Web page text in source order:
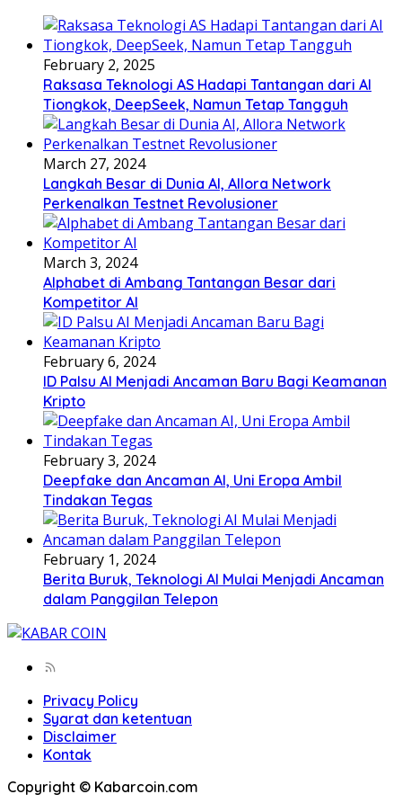
February 2, 2025
Raksasa Teknologi AS Hadapi Tantangan dari AI
Tiongkok, DeepSeek, Namun Tetap Tangguh
March 27, 2024
Langkah Besar di Dunia AI, Allora Network
Perkenalkan Testnet Revolusioner
March 3, 2024
Alphabet di Ambang Tantangan Besar dari
Kompetitor AI
February 6, 2024
ID Palsu AI Menjadi Ancaman Baru Bagi Keamanan
Kripto
February 3, 2024
Deepfake dan Ancaman AI, Uni Eropa Ambil
Tindakan Tegas
February 1, 2024
Berita Buruk, Teknologi AI Mulai Menjadi Ancaman
dalam Panggilan Telepon
Privacy Policy
Syarat dan ketentuan
Disclaimer
Kontak
Copyright © Kabarcoin.com